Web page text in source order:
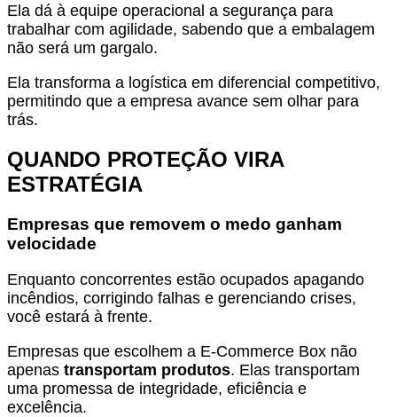
Ela dá à equipe operacional a segurança para
trabalhar com agilidade, sabendo que a embalagem
não será um gargalo.
Ela transforma a logística em diferencial competitivo,
permitindo que a empresa avance sem olhar para
trás.
QUANDO PROTEÇÃO VIRA
ESTRATÉGIA
Empresas que removem o medo ganham
velocidade
Enquanto concorrentes estão ocupados apagando
incêndios, corrigindo falhas e gerenciando crises,
você estará à frente.
Empresas que escolhem a E-Commerce Box não
apenas transportam produtos. Elas transportam
uma promessa de integridade, eficiência e
excelência.